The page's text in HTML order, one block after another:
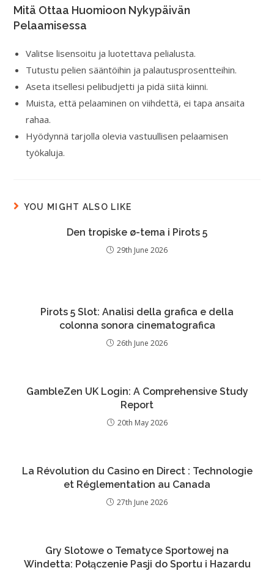
Mitä Ottaa Huomioon Nykypäivän
Pelaamisessa
Valitse lisensoitu ja luotettava pelialusta.
Tutustu pelien sääntöihin ja palautusprosentteihin.
Aseta itsellesi pelibudjetti ja pidä siitä kiinni.
Muista, että pelaaminen on viihdettä, ei tapa ansaita
rahaa.
Hyödynnä tarjolla olevia vastuullisen pelaamisen
työkaluja.
YOU MIGHT ALSO LIKE
Den tropiske ø-tema i Pirots 5
29th June 2026
Pirots 5 Slot: Analisi della grafica e della
colonna sonora cinematografica
26th June 2026
GambleZen UK Login: A Comprehensive Study
Report
20th May 2026
La Révolution du Casino en Direct : Technologie
et Réglementation au Canada
27th June 2026
Gry Slotowe o Tematyce Sportowej na
Windetta: Połączenie Pasji do Sportu i Hazardu